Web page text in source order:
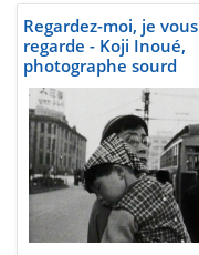
Regardez-moi, je vous
regarde - Koji Inoué,
photographe sourd